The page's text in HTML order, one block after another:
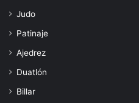
Judo
Patinaje
Ajedrez
Duatlón
Billar